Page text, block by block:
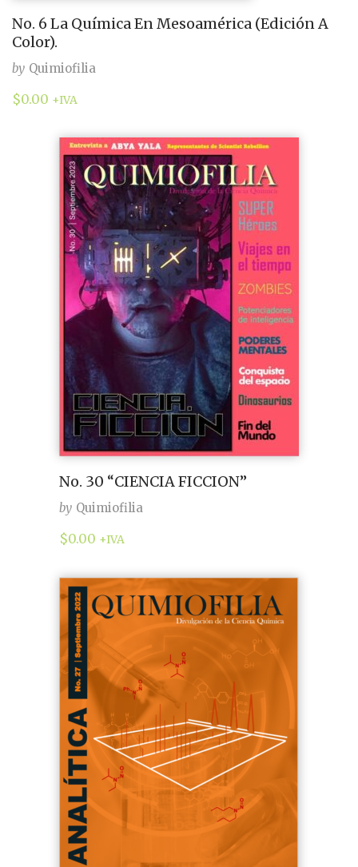
No. 6 La Química En Mesoamérica (Edición A
Color).
by Quimiofilia
$0.00 +IVA
No. 30 “CIENCIA FICCION”
by Quimiofilia
$0.00 +IVA